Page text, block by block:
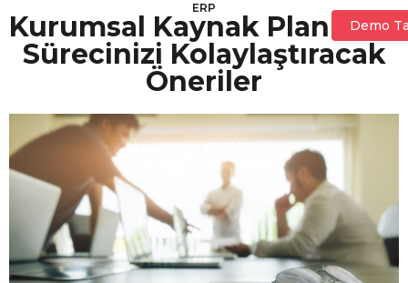
ERP
Kurumsal Kaynak Planlama
Sürecinizi Kolaylaştıracak
Öneriler
Demo